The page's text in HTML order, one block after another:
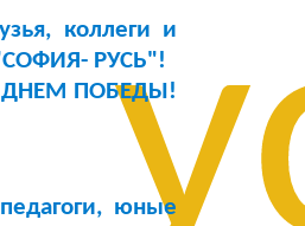
коллеги и
РУСЬ"!
ДНЕМ ПОБЕДЫ!
юные